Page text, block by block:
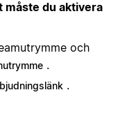
måste du aktivera
och
.
.